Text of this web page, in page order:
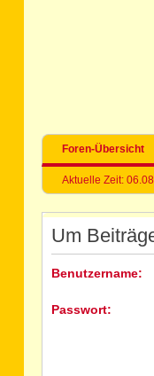
Foren-Übersicht
Aktuelle Zeit:
Um
Benutzername:
Passwort: